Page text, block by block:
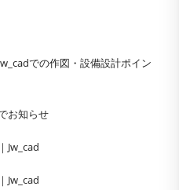
での作図・設備設計ポイン
お知らせ
Jw_cad
Jw_cad